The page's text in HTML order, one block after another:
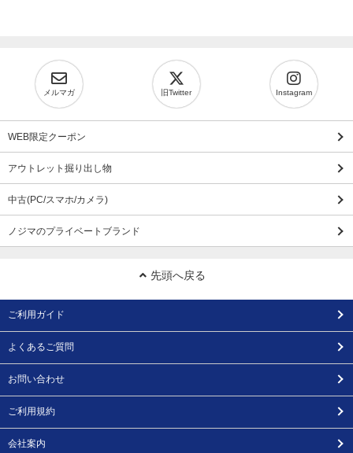
メルマガ 旧Twitter Instagram
WEB限定クーポン
アウトレット掘り出し物
中古(PC/スマホ/カメラ)
ノジマのプライベートブランド
先頭へ戻る
ご利用ガイド
よくあるご質問
お問い合わせ
ご利用規約
会社案内